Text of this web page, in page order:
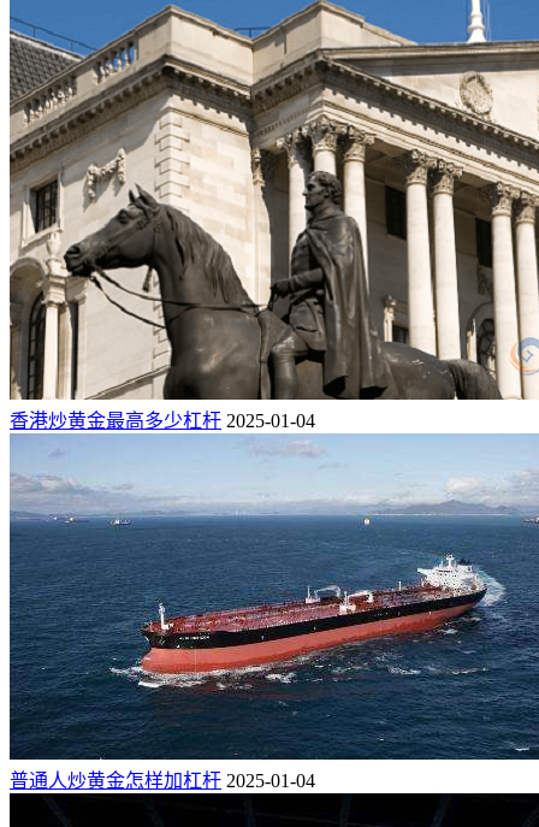
香港炒黄金最高多少杠杆 2025-01-04
普通人炒黄金怎样加杠杆 2025-01-04